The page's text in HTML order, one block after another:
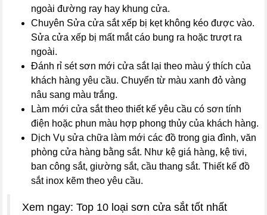
ngoài đường ray hay khung cửa.
Chuyên Sửa cửa sắt xếp bị kẹt không kéo được vào.
Sửa cửa xếp bị mất mắt cáo bung ra hoặc trượt ra
ngoài.
Đánh rỉ sét sơn mới cửa sắt lại theo màu ý thích của
khách hàng yêu cầu. Chuyển từ màu xanh đỏ vàng
nâu sang màu trắng.
Làm mới cửa sắt theo thiết kế yêu cầu có sơn tính
điện hoặc phun màu hợp phong thủy của khách hàng.
Dịch Vụ sửa chữa làm mới các đồ trong gia đình, văn
phòng cửa hàng bằng sắt. Như kệ giá hàng, kệ tivi,
ban công sắt, giường sắt, cầu thang sắt. Thiết kế đồ
sắt inox kẽm theo yêu cầu.
Xem ngay: Top 10 loại sơn cửa sắt tốt nhất